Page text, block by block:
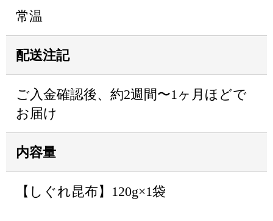
常温
配送注記
ご入金確認後、約2週間〜1ヶ月ほどで
お届け
内容量
【しぐれ昆布】120g×1袋